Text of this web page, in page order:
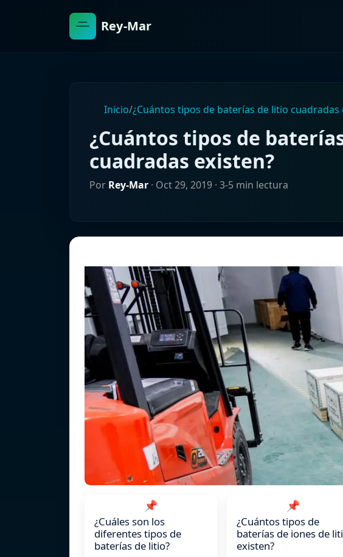
Rey-Mar
Inicio/¿Cuántos tipos de baterías de litio cuadradas
¿Cuántos tipos de
cuadradas existen?
Por Rey-Mar · Oct 29, 2019 · 3-5 min lectura
📌
¿Cuáles son los
diferentes tipos de
baterías de litio?
📌
¿Cuántos tipos de
baterías de iones de
existen?